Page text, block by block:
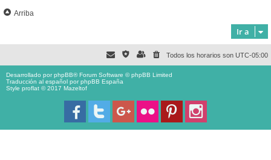
Arriba
Ir a
Todos los horarios son UTC-05:00
Desarrollado porphpBB® Forum Software © phpBB Limited
Traducción al español porphpBB España
Style proflat © 2017 Mazeltof